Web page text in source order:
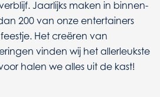
Jaarlijks maken in binnen-
200 van onze entertainers
Het creëren van
vinden wij het allerleukste
halen we alles uit de kast!